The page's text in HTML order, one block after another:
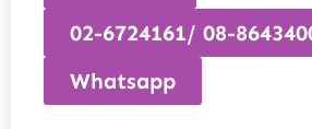
02-6724161/ 08-
Whatsapp